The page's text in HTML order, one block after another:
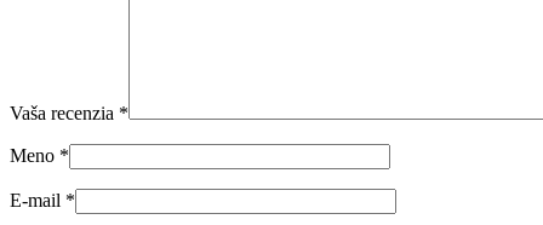
Vaša recenzia *
Meno *
E-mail *